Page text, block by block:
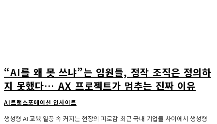
“AI를 왜 못 쓰냐”는 임원들, 정작 조직은 정의하
지 못했다… AX 프로젝트가 멈추는 진짜 이유
AI트랜스포메이션 인사이트
생성형 AI 교육 열풍 속 커지는 현장의 피로감 최근 국내 기업들 사이에서 생성형